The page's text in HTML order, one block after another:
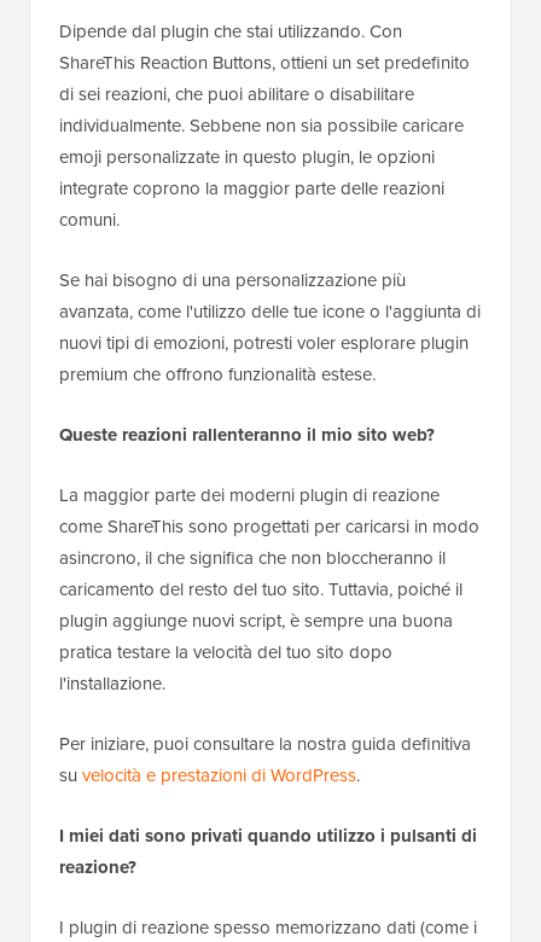
Dipende dal plugin che stai utilizzando. Con
ShareThis Reaction Buttons, ottieni un set predefinito
di sei reazioni, che puoi abilitare o disabilitare
individualmente. Sebbene non sia possibile caricare
emoji personalizzate in questo plugin, le opzioni
integrate coprono la maggior parte delle reazioni
comuni.
Se hai bisogno di una personalizzazione più
avanzata, come l'utilizzo delle tue icone o l'aggiunta di
nuovi tipi di emozioni, potresti voler esplorare plugin
premium che offrono funzionalità estese.
Queste reazioni rallenteranno il mio sito web?
La maggior parte dei moderni plugin di reazione
come ShareThis sono progettati per caricarsi in modo
asincrono, il che significa che non bloccheranno il
caricamento del resto del tuo sito. Tuttavia, poiché il
plugin aggiunge nuovi script, è sempre una buona
pratica testare la velocità del tuo sito dopo
l'installazione.
Per iniziare, puoi consultare la nostra guida definitiva
su velocità e prestazioni di WordPress.
I miei dati sono privati quando utilizzo i pulsanti di
reazione?
I plugin di reazione spesso memorizzano dati (come i